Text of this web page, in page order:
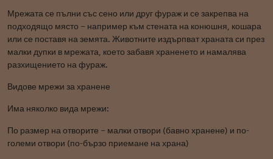
Мрежата се пълни със сено или друг фураж и се закрепва на
подходящо място – например към стената на конюшня, кошара
или се поставя на земята. Животните издърпват храната си през
малки дупки в мрежата, което забавя храненето и намалява
разхищението на фураж.
Видове мрежи за хранене
Има няколко вида мрежи:
По размер на отворите – малки отвори (бавно хранене) и по-
големи отвори (по-бързо приемане на храна)